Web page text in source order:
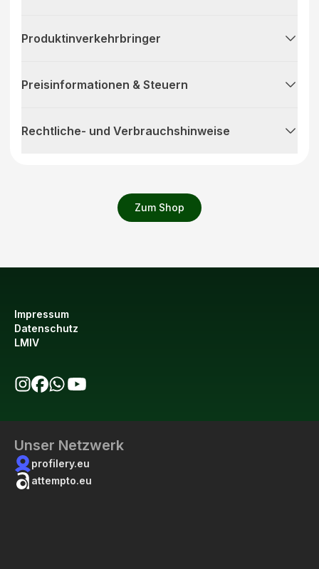
Zum Shop
Produktinverkehrbringer
Preisinformationen & Steuern
Rechtliche- und Verbrauchshinweise
Impressum
Datenschutz
LMIV
Unser Netzwerk
profilery.eu
attempto.eu